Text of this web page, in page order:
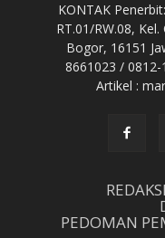
KONTAK
RT.01/RW.08,
Bogor, 16151
8661023 /
Artikel :
PEDOMAN